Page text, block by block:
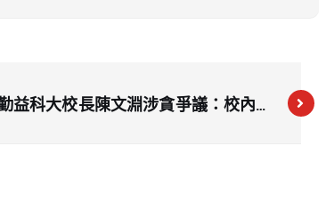
益科大校長陳文淵涉貪爭議：校內紛